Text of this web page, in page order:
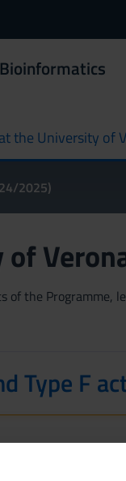
the University of
2025)
of the
Type F
is intended
student